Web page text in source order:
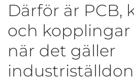
Därför är PCB,
och kopplingar
när det gäller
industriställdon